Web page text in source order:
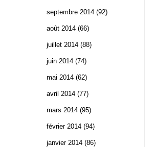
septembre 2014 (92)
août 2014 (66)
juillet 2014 (88)
juin 2014 (74)
mai 2014 (62)
avril 2014 (77)
mars 2014 (95)
février 2014 (94)
janvier 2014 (86)